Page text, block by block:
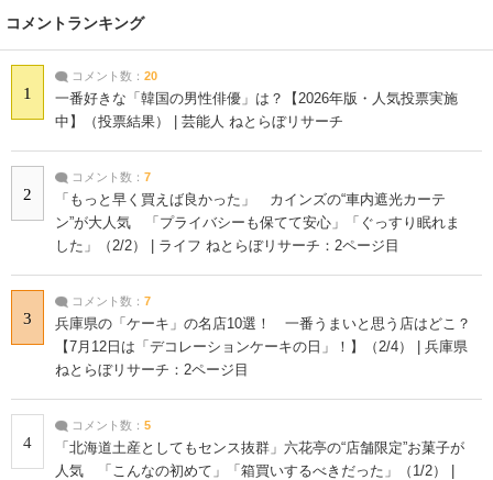
コメントランキング
1
コメント数： 20
一番好きな「韓国の男性俳優」は？【2026年版・人気投票実施
中】（投票結果） | 芸能人 ねとらぼリサーチ
2
コメント数： 7
「もっと早く買えば良かった」 カインズの“車内遮光カーテ
ン”が大人気 「プライバシーも保てて安心」「ぐっすり眠れま
した」（2/2） | ライフ ねとらぼリサーチ：2ページ目
3
コメント数： 7
兵庫県の「ケーキ」の名店10選！ 一番うまいと思う店はどこ？
【7月12日は「デコレーションケーキの日」！】（2/4） | 兵庫県
ねとらぼリサーチ：2ページ目
4
コメント数： 5
「北海道土産としてもセンス抜群」六花亭の“店舗限定”お菓子が
人気 「こんなの初めて」「箱買いするべきだった」（1/2） |